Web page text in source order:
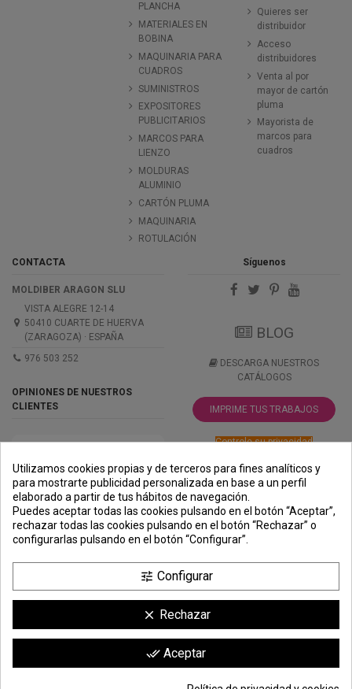
PLANCHA
MATERIALES EN
BOBINA
MAQUINARIA PARA
CUADROS
SUMINISTROS
EXPOSITORES
PUBLICITARIOS
MARCOS PARA
LIENZO
MOLDURAS
ALUMINIO
CARTÓN PLUMA
MAQUINARIA
ROTULACIÓN
Quieres ser
distribuidor
Acceso
distribuidores
Venta al por
mayor de cartón
pluma
Mayorista de
marcos para
cuadros
CONTACTA
MOLDIBER ARAGON SLU
VISTA ALEGRE 12-14
50410 CUARTE DE HUERVA
(ZARAGOZA) · ESPAÑA
976 503 252
OPINIONES DE NUESTROS
CLIENTES
Síguenos
BLOG
DESCARGA NUESTROS
CATÁLOGOS
IMPRIME TUS TRABAJOS
Controle su privacidad
PREMIOS
METODOS
DE PAGO
ENVÍO
COMERCIO
SEGURO
clic aquí para mostrar el certificado.
Utilizamos cookies propias y de terceros para fines analíticos y
para mostrarte publicidad personalizada en base a un perfil
elaborado a partir de tus hábitos de navegación.
Puedes aceptar todas las cookies pulsando en el botón “Aceptar”,
rechazar todas las cookies pulsando en el botón “Rechazar” o
configurarlas pulsando en el botón “Configurar”.
tune Configurar
clear Rechazar
done_all Aceptar